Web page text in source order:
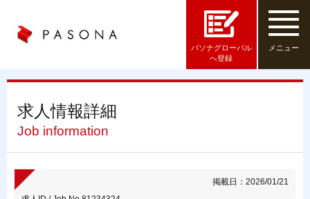
パソナグローバル
へ登録
メニュー
求人情報詳細
Job information
掲載日：2026/01/21